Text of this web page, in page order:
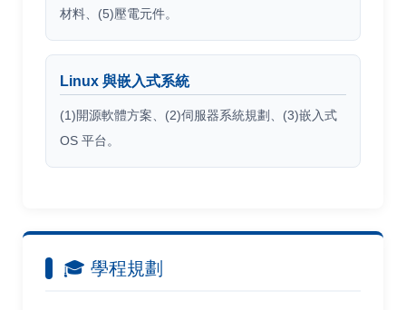
材料、(5)壓電元件。
Linux 與嵌入式系統
(1)開源軟體方案、(2)伺服器系統規劃、(3)嵌入式
OS 平台。
🎓 學程規劃